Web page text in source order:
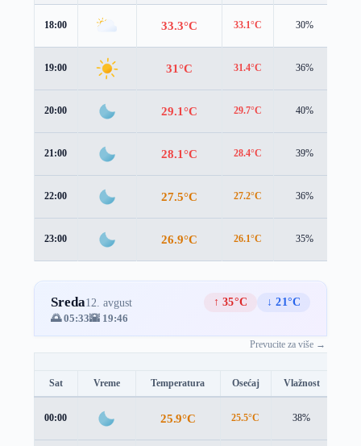
18:00 33.3°C 33.1°C 30%
19:00 31°C 31.4°C 36%
20:00 29.1°C 29.7°C 40%
21:00 28.1°C 28.4°C 39%
22:00 27.5°C 27.2°C 36%
23:00 26.9°C 26.1°C 35%
Sreda12. avgust ↑ 35°C
↓ 21°C
🌅 05:33🌇 19:46
Prevucite za više →
Sat Vreme Temperatura Osećaj Vlažnost
00:00 25.9°C 25.5°C 38%